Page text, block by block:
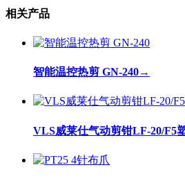
相关产品
智能温控热剪 GN-240→
VLS威莱仕气动剪钳LF-20/F5